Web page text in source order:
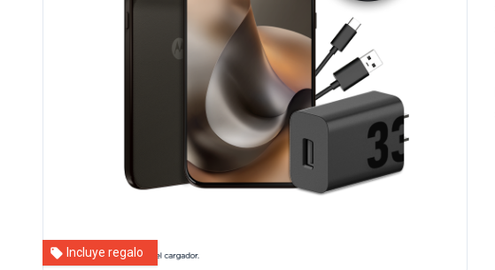
Incluye regalo